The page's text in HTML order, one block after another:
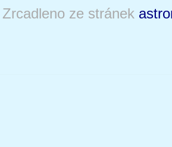
ze stránek